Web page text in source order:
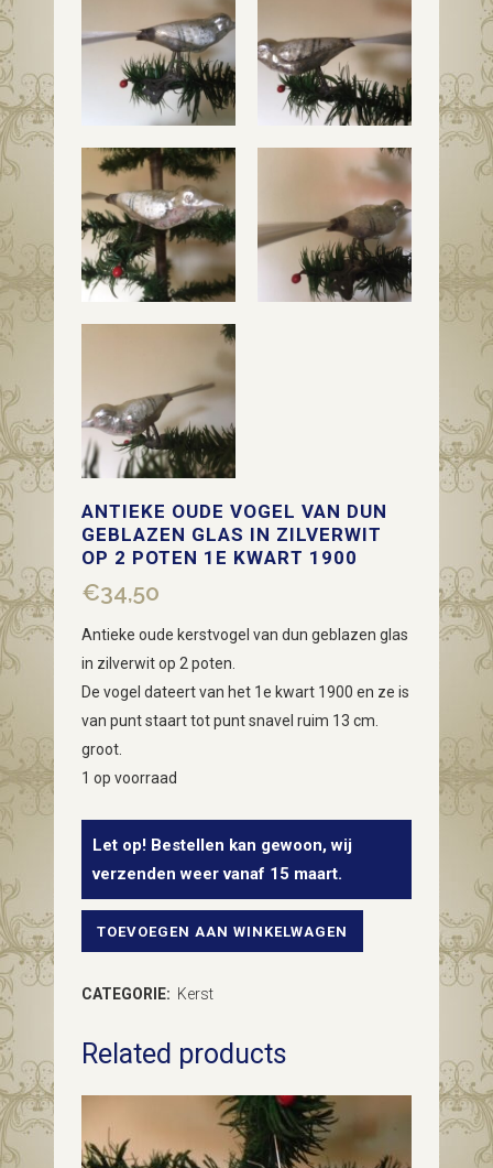
ANTIEKE OUDE VOGEL VAN DUN
GEBLAZEN GLAS IN ZILVERWIT
OP 2 POTEN 1E KWART 1900
€34,50
Antieke oude kerstvogel van dun geblazen glas
in zilverwit op 2 poten.
De vogel dateert van het 1e kwart 1900 en ze is
van punt staart tot punt snavel ruim 13 cm.
groot.
1 op voorraad
Let op! Bestellen kan gewoon, wij
verzenden weer vanaf 15 maart.
Antieke
van
dun
geblazen
TOEVOEGEN AAN WINKELWAGEN
CATEGORIE: Kerst
Related products